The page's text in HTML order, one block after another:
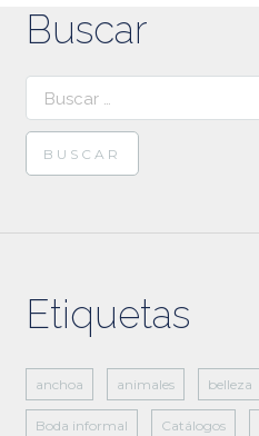
Buscar
Buscar:
Etiquetas
anchoa animales belleza
Boda informal Catálogos